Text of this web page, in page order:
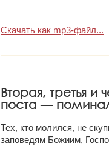
Скачать как mp3-файл...
Вторая, третья и
поста —
Тех, кто молился, не
заповедям Божиим,